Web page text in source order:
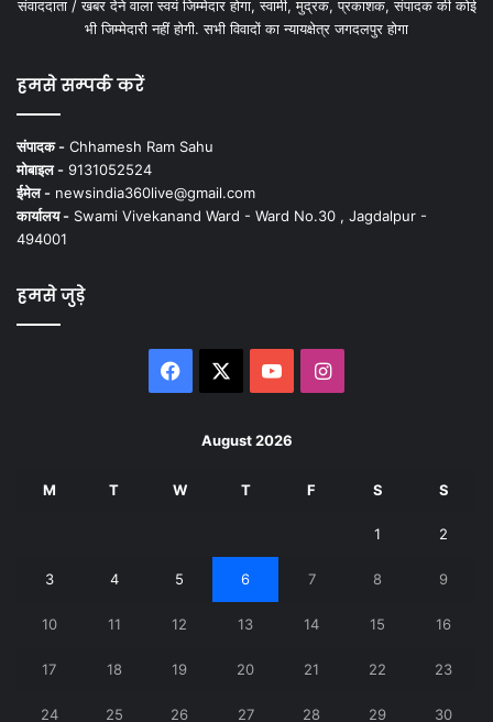
संवाददाता / खबर देने वाला स्वयं जिम्मेदार होगा, स्वामी, मुद्रक, प्रकाशक, संपादक की कोई
भी जिम्मेदारी नहीं होगी. सभी विवादों का न्यायक्षेत्र जगदलपुर होगा
हमसे सम्पर्क करें
संपादक - Chhamesh Ram Sahu
मोबाइल - 9131052524
ईमेल - newsindia360live@gmail.com
कार्यालय - Swami Vivekanand Ward - Ward No.30 , Jagdalpur -
494001
हमसे जुड़े
Facebook YouTubeInstagram
August 2026
M T W T F S S
1 2
3 4 5 6 7 8 9
10 11 12 13 14 15 16
17 18 19 20 21 22 23
24 25 26 27 28 29 30